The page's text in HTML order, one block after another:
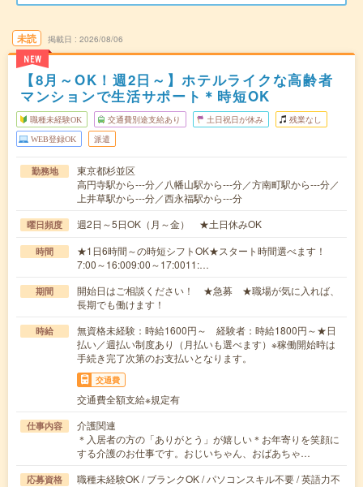
未読
NEW
掲載日 2026/08/06
【8月～OK！週2日～】ホテルライクな高齢者
マンションで生活サポート＊時短OK
職種未経験OK 交通費別途支給あり 土日祝日が休み 残業なし
WEB登録OK 派遣
勤務地
東京都杉並区
高円寺駅から---分／八幡山駅から---分／方南町駅から---分／
上井草駅から---分／西永福駅から---分
曜日頻度 週2日～5日OK（月～金） ★土日休みOK
時間
★1日6時間～の時短シフトOK★スタート時間選べます！
7:00～16:009:00～17:0011:…
期間
開始日はご相談ください！ ★急募 ★職場が気に入れば、
長期でも働けます！
時給
無資格未経験：時給1600円～ 経験者：時給1800円～★日
払い／週払い制度あり（月払いも選べます）※稼働開始時は
手続き完了次第のお支払いとなります。
交通費
交通費全額支給※規定有
仕事内容
介護関連
＊入居者の方の「ありがとう」が嬉しい＊お年寄りを笑顔に
する介護のお仕事です。おじいちゃん、おばあちゃ…
応募資格
職種未経験OK / ブランクOK / パソコンスキル不要 / 英語力不